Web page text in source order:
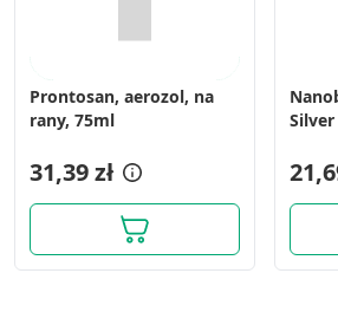
Prontosan, aerozol, na
rany, 75ml
31,39 zł
Wykorzystywanie ograniczonych
Użycie dokładnych danych
geolokalizacyjnych
Identyfikowanie urządzeń na
Cele przetwarzania inne niż IAB:
Niezbędne